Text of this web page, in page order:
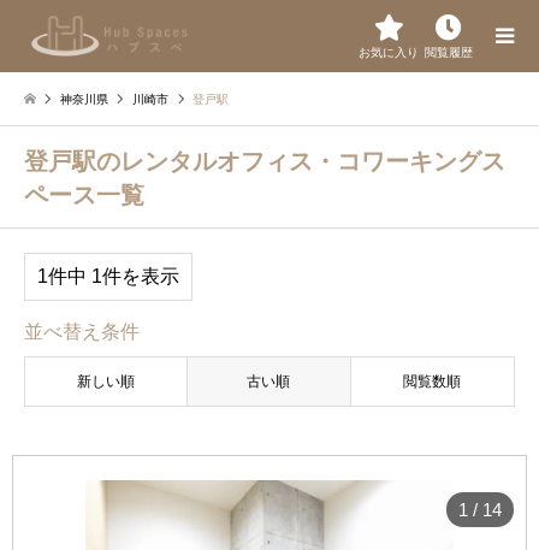
お気に入り 閲覧履歴
神奈川県 川崎市 登戸駅
登戸駅のレンタルオフィス・コワーキングス
ペース一覧
1件中 1件を表示
並べ替え条件
新しい順 古い順 閲覧数順
1 / 14